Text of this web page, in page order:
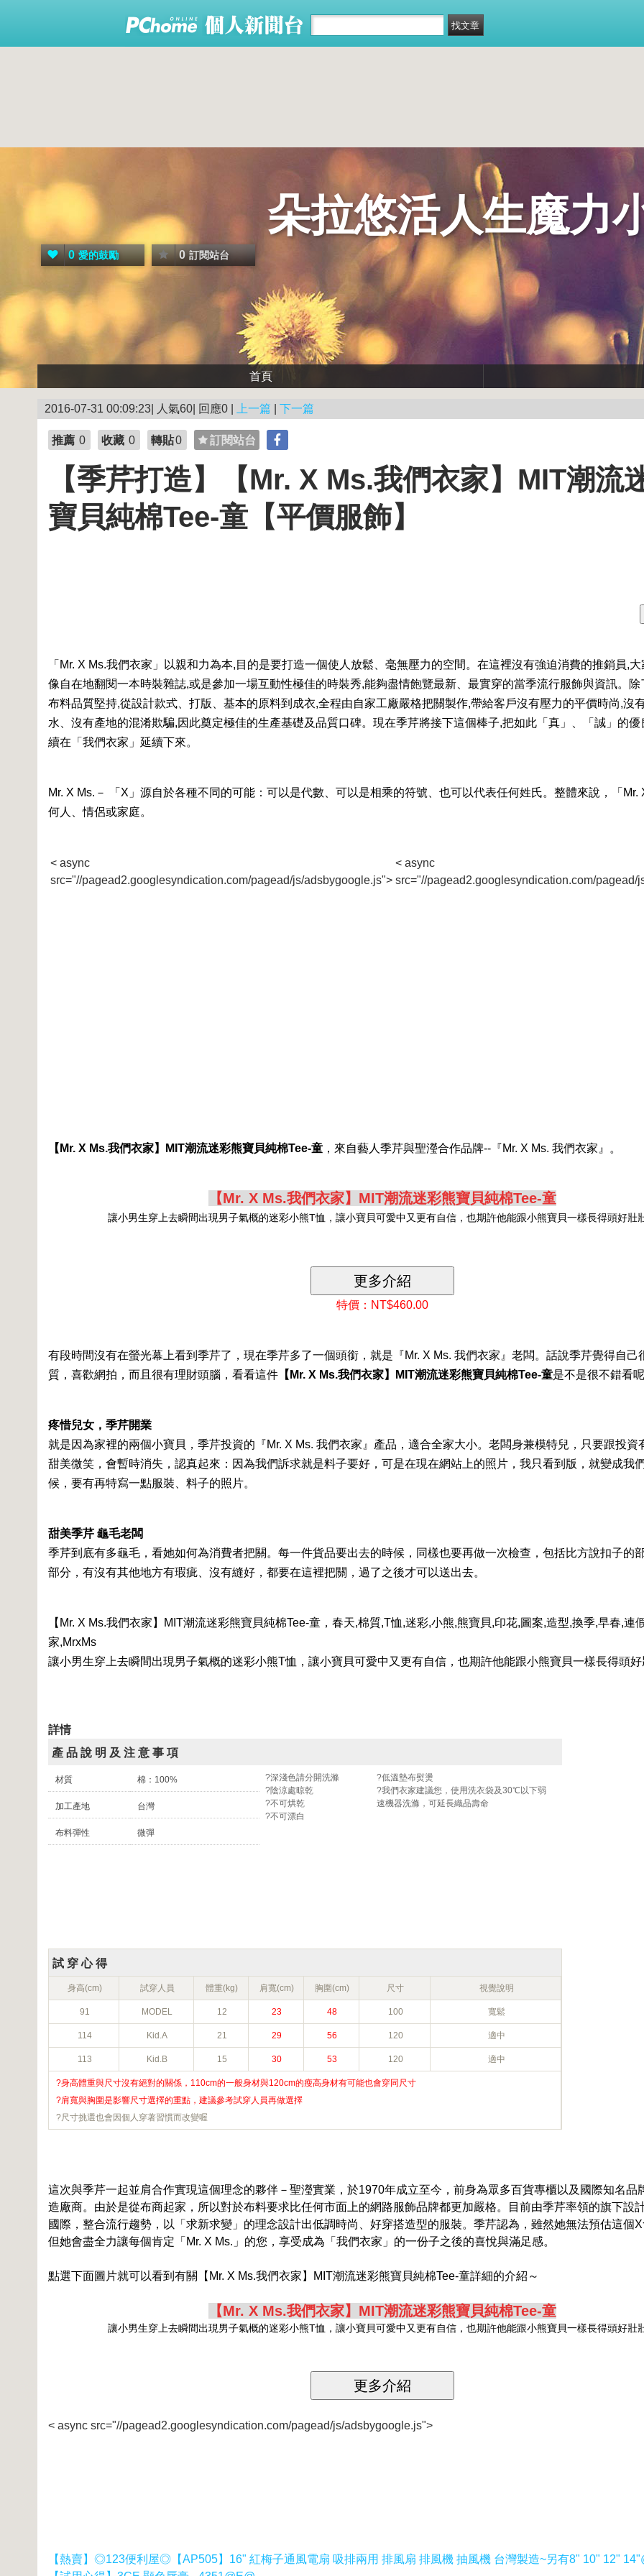
朵拉悠活人生魔力
0 愛的鼓勵 0 訂閱站台
首頁
2016-07-31 00:09:23| 人氣60| 回應0 | 上一篇 下一篇
推薦 0 收藏 0 轉貼0 訂閱站台
【季芹打造】【Mr. X Ms.我們衣家】MIT潮流
寶貝純棉Tee-童【平價服飾】
「Mr. X Ms.我們衣家」以親和力為本,目的是要打造一個使人放鬆、毫無壓力的空間。在這裡沒有強迫消費的推銷員,
像自在地翻閱一本時裝雜誌,或是參加一場互動性極佳的時裝秀,能夠盡情飽覽最新、最實穿的當季流行服飾與資訊。除
布料品質堅持,從設計款式、打版、基本的原料到成衣,全程由自家工廠嚴格把關製作,帶給客戶沒有壓力的平價時尚,沒
水、沒有產地的混淆欺騙,因此奠定極佳的生產基礎及品質口碑。現在季芹將接下這個棒子,把如此「真」、「誠」的優
續在「我們衣家」延續下來。
Mr. X Ms.－ 「X」源自於各種不同的可能：可以是代數、可以是相乘的符號、也可以代表任何姓氏。整體來說，「Mr.
何人、情侶或家庭。
< async
src="//pagead2.googlesyndication.com/pagead/js/adsbygoogle.js">
< async
src="//pagead2.googlesyndication.com/pagead/
【Mr. X Ms.我們衣家】MIT潮流迷彩熊寶貝純棉Tee-童 ，來自藝人季芹與聖瀅合作品牌--『Mr. X Ms. 我們衣家』。
【Mr. X Ms.我們衣家】MIT潮流迷彩熊寶貝純棉Tee-童
讓小男生穿上去瞬間出現男子氣概的迷彩小熊T恤，讓小寶貝可愛中又更有自信，也期許他能跟小熊寶貝一樣長得頭好壯
特價：NT$460.00
有段時間沒有在螢光幕上看到季芹了，現在季芹多了一個頭銜，就是『Mr. X Ms. 我們衣家』老闆。話說季芹覺得自己
質，喜歡網拍，而且很有理財頭腦，看看這件 【Mr. X Ms.我們衣家】MIT潮流迷彩熊寶貝純棉Tee-童是不是很不錯看
疼惜兒女，季芹開業
就是因為家裡的兩個小寶貝，季芹投資的『Mr. X Ms. 我們衣家』產品，適合全家大小。老闆身兼模特兒，只要跟投資
甜美微笑，會暫時消失，認真起來：因為我們訴求就是料子要好，可是在現在網站上的照片，我只看到版，就變成我
候，要有再特寫一點服裝、料子的照片。
甜美季芹 龜毛老闆
季芹到底有多龜毛，看她如何為消費者把關。每一件貨品要出去的時候，同樣也要再做一次檢查，包括比方說扣子的
部分，有沒有其他地方有瑕疵、沒有縫好，都要在這裡把關，過了之後才可以送出去。
【Mr. X Ms.我們衣家】MIT潮流迷彩熊寶貝純棉Tee-童，春天,棉質,T恤,迷彩,小熊,熊寶貝,印花,圖案,造型,換季,早春,連
家,MrxMs
讓小男生穿上去瞬間出現男子氣概的迷彩小熊T恤，讓小寶貝可愛中又更有自信，也期許他能跟小熊寶貝一樣長得頭
詳情
產 品 說 明 及 注 意 事 項
材質 棉：100%
?深淺色請分開洗滌
?陰涼處晾乾
?不可烘乾
?不可漂白
?低溫墊布熨燙
?我們衣家建議您，使用洗衣袋及30℃以下弱
速機器洗滌，可延長織品壽命
加工產地 台灣
布料彈性 微彈
試 穿 心 得
身高(cm) 試穿人員 體重(kg) 肩寬(cm) 胸圍(cm) 尺寸 視覺說明
91 MODEL 12 23 48 100 寬鬆
114 Kid.A 21 29 56 120 適中
113 Kid.B 15 30 53 120 適中
?身高體重與尺寸沒有絕對的關係，110cm的一般身材與120cm的瘦高身材有可能也會穿同尺寸
?肩寬與胸圍是影響尺寸選擇的重點，建議參考試穿人員再做選擇
?尺寸挑選也會因個人穿著習慣而改變喔
這次與季芹一起並肩合作實現這個理念的夥伴－聖瀅實業，於1970年成立至今，前身為眾多百貨專櫃以及國際知名品
造廠商。由於是從布商起家，所以對於布料要求比任何市面上的網路服飾品牌都更加嚴格。目前由季芹率領的旗下設
國際，整合流行趨勢，以「求新求變」的理念設計出低調時尚、好穿搭造型的服裝。季芹認為，雖然她無法預估這個
但她會盡全力讓每個肯定「Mr. X Ms.」的您，享受成為「我們衣家」的一份子之後的喜悅與滿足感。
點選下面圖片就可以看到有關【Mr. X Ms.我們衣家】MIT潮流迷彩熊寶貝純棉Tee-童詳細的介紹～
【Mr. X Ms.我們衣家】MIT潮流迷彩熊寶貝純棉Tee-童
讓小男生穿上去瞬間出現男子氣概的迷彩小熊T恤，讓小寶貝可愛中又更有自信，也期許他能跟小熊寶貝一樣長得頭好壯
< async src="//pagead2.googlesyndication.com/pagead/js/adsbygoogle.js">
【熱賣】◎123便利屋◎【AP505】16" 紅梅子通風電扇 吸排兩用 排風扇 排風機 抽風機 台灣製造~另有8" 10" 12"